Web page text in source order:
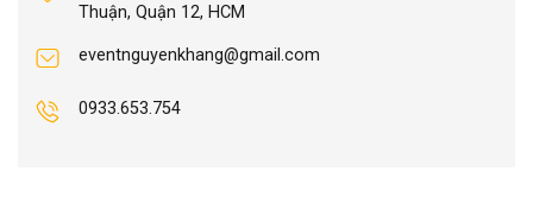
Thuận, Quận 12, HCM
eventnguyenkhang@gmail.com
0933.653.754